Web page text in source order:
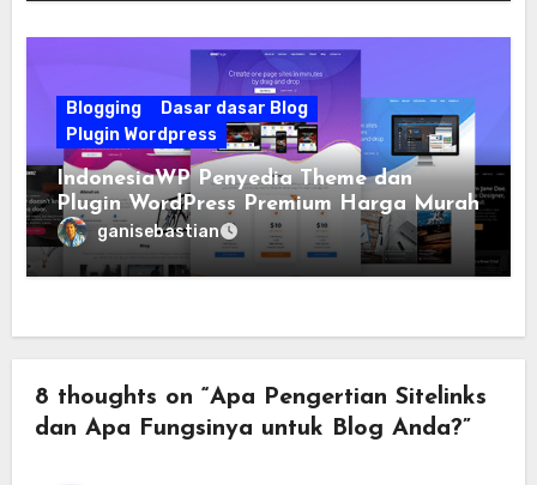
Blogging
Dasar dasar Blog
Plugin Wordpress
IndonesiaWP Penyedia Theme dan
Plugin WordPress Premium Harga Murah
ganisebastian
8 thoughts on “Apa Pengertian Sitelinks
dan Apa Fungsinya untuk Blog Anda?”